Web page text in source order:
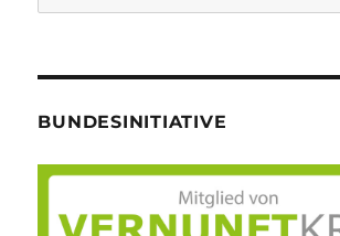
nach:
BUNDESINITIATIVE